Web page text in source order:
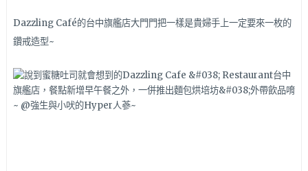
Dazzling Café的台中旗艦店大門門把一樣是貴婦手上一定要來一枚的
鑽戒造型~